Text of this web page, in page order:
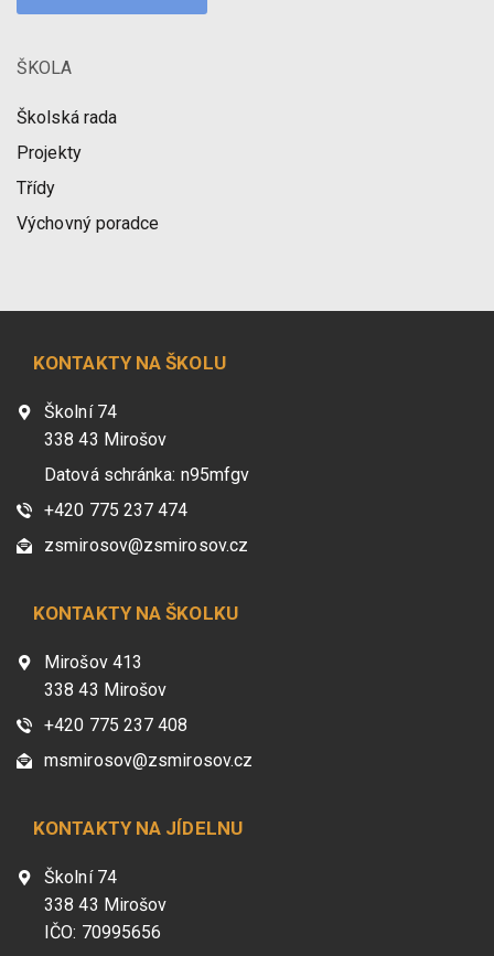
ŠKOLA
Školská rada
Projekty
Třídy
Výchovný poradce
KONTAKTY NA ŠKOLU
Školní 74
338 43 Mirošov
Datová schránka: n95mfgv
+420 775 237 474
zsmirosov@zsmirosov.cz
KONTAKTY NA ŠKOLKU
Mirošov 413
338 43 Mirošov
+420 775 237 408
msmirosov@zsmirosov.cz
KONTAKTY NA JÍDELNU
Školní 74
338 43 Mirošov
IČO: 70995656